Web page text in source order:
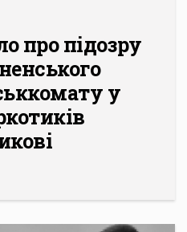
про підозру
у